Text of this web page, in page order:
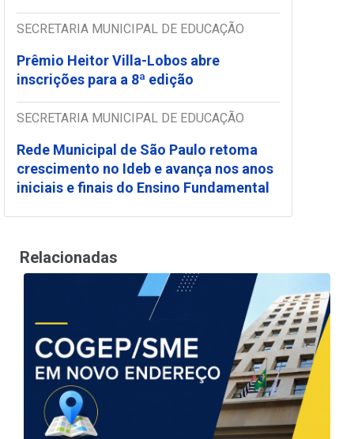
SECRETARIA MUNICIPAL DE EDUCAÇÃO
Prêmio Heitor Villa-Lobos abre
inscrições para a 8ª edição
SECRETARIA MUNICIPAL DE EDUCAÇÃO
Rede Municipal de São Paulo retoma
crescimento no Ideb e avança nos anos
iniciais e finais do Ensino Fundamental
Relacionadas